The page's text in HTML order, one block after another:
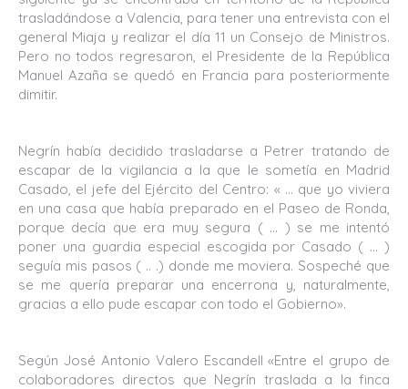
trasladándose a Valencia, para tener una entrevista con el
general Miaja y realizar el día 11 un Consejo de Ministros.
Pero no todos regresaron, el Presidente de la República
Manuel Azaña se quedó en Francia para posteriormente
dimitir.
Negrín había decidido trasladarse a Petrer tratando de
escapar de la vigilancia a la que le sometía en Madrid
Casado, el jefe del Ejército del Centro: « … que yo viviera
en una casa que había preparado en el Paseo de Ronda,
porque decía que era muy segura ( … ) se me intentó
poner una guardia especial escogida por Casado ( … )
seguía mis pasos ( .. .) donde me moviera. Sospeché que
se me quería preparar una encerrona y, naturalmente,
gracias a ello pude escapar con todo el Gobierno».
Según José Antonio Valero Escandell «Entre el grupo de
colaboradores directos que Negrín traslada a la finca